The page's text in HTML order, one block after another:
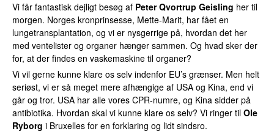
Vi får fantastisk dejligt besøg af Peter Qvortrup Geisling her til
morgen. Norges kronprinsesse, Mette-Marit, har fået en
lungetransplantation, og vi er nysgerrige på, hvordan det her
med ventelister og organer hænger sammen. Og hvad sker der
for, at der findes en vaskemaskine til organer?
Vi vil gerne kunne klare os selv indenfor EU’s grænser. Men helt
seriøst, vi er så meget mere afhængige af USA og Kina, end vi
går og tror. USA har alle vores CPR-numre, og Kina sidder på
antibiotika. Hvordan skal vi kunne klare os selv? Vi ringer til Ole
Ryborg i Bruxelles for en forklaring og lidt sindsro.